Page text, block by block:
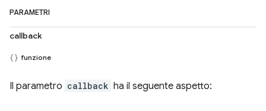
PARAMETRI
callback
funzione
Il parametro callback ha il seguente aspetto: